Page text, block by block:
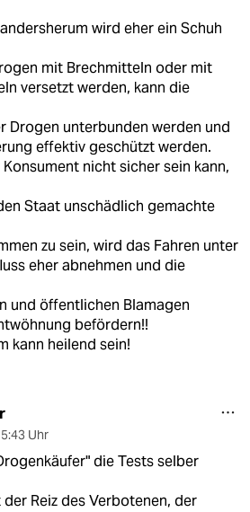
wird eher ein Schuh
mit Brechmitteln oder mit
versetzt werden, kann die
Drogen unterbunden werden und
effektiv geschützt werden.
nicht sicher sein kann,
Staat unschädlich gemachte
zu sein, wird das Fahren unter
eher abnehmen und die
und öffentlichen Blamagen
befördern!!
kann heilend sein!
Uhr
die Tests selber
Reiz des Verbotenen, der